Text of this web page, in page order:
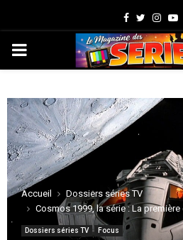
Facebook
Twitter
PRIMARY
Accueil
Dossiers séries TV
Cosmos 1999, la série : La
Dossiers séries TV Focus